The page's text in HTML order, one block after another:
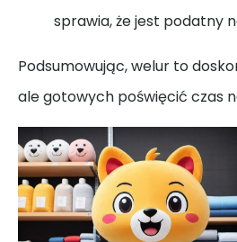
sprawia, że jest podatny
Podsumowując, welur to
ale gotowych poświęcić czas